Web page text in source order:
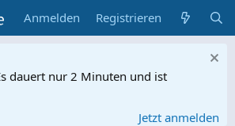
Anmelden Registrieren
dauert nur 2 Minuten und ist
Jetzt anmelden